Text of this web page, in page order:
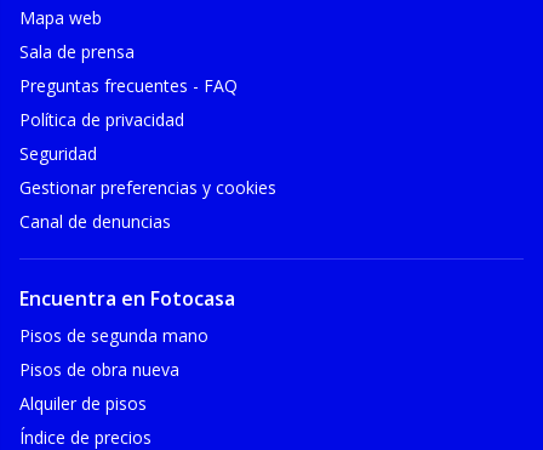
Mapa web
Sala de prensa
Preguntas frecuentes - FAQ
Política de privacidad
Seguridad
Gestionar preferencias y cookies
Canal de denuncias
Encuentra en Fotocasa
Pisos de segunda mano
Pisos de obra nueva
Alquiler de pisos
Índice de precios